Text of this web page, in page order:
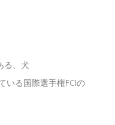
る、犬
いる国際選手権FCIの